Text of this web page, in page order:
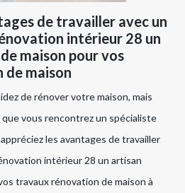
de travailler avec un
intérieur 28 un
maison pour vos
maison
de rénover votre maison, mais
que vous rencontrez un spécialiste
les avantages de travailler
intérieur 28 un artisan
travaux rénovation de maison à